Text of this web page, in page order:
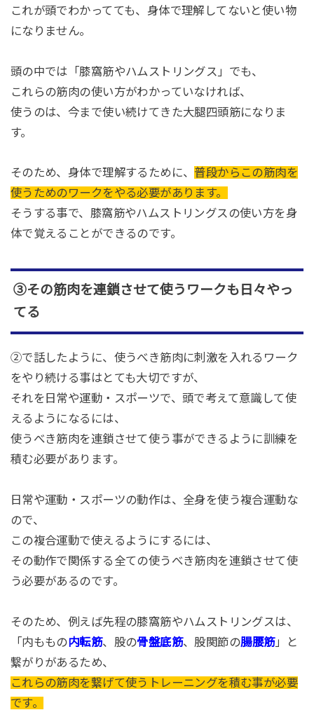
これが頭でわかってても、身体で理解してないと使い物
になりません。
頭の中では「膝窩筋やハムストリングス」でも、
これらの筋肉の使い方がわかっていなければ、
使うのは、今まで使い続けてきた大腿四頭筋になりま
す。
そのため、身体で理解するために、 普段からこの筋肉を
使うためのワークをやる必要があります。
そうする事で、膝窩筋やハムストリングスの使い方を身
体で覚えることができるのです。
③その筋肉を連鎖させて使うワークも日々やっ
てる
②で話したように、使うべき筋肉に刺激を入れるワーク
をやり続ける事はとても大切ですが、
それを日常や運動・スポーツで、頭で考えて意識して使
えるようになるには、
使うべき筋肉を連鎖させて使う事ができるように訓練を
積む必要があります。
日常や運動・スポーツの動作は、全身を使う複合運動な
ので、
この複合運動で使えるようにするには、
その動作で関係する全ての使うべき筋肉を連鎖させて使
う必要があるのです。
そのため、例えば先程の膝窩筋やハムストリングスは、
「内ももの内転筋、股の骨盤底筋、股関節の腸腰筋」と
繋がりがあるため、
これらの筋肉を繋げて使うトレーニングを積む事が必要
です。